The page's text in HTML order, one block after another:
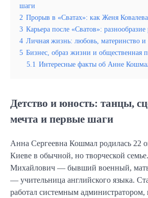
шаги
2 Прорыв в «Сватах»: как Женя
3 Карьера после «Сватов»: разнообразие
4 Личная жизнь: любовь, материнство и
5 Бизнес, образ жизни и общественная
5.1 Интересные факты об Анне
Детство и юность: танцы,
мечта и первые шаги
Анна Сергеевна Кошмал родилась 22
Киеве в обычной, но творческой
Михайлович — бывший военный,
— учительница английского языка.
работал системным администратором,